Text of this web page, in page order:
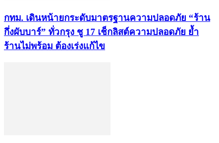
กทม. เดินหน้ายกระดับมาตรฐานความปลอดภัย “ร้าน
กึ่งผับบาร์” ทั่วกรุง ชู 17 เช็กลิสต์ความปลอดภัย ย้ำ
ร้านไม่พร้อม ต้องเร่งแก้ไข